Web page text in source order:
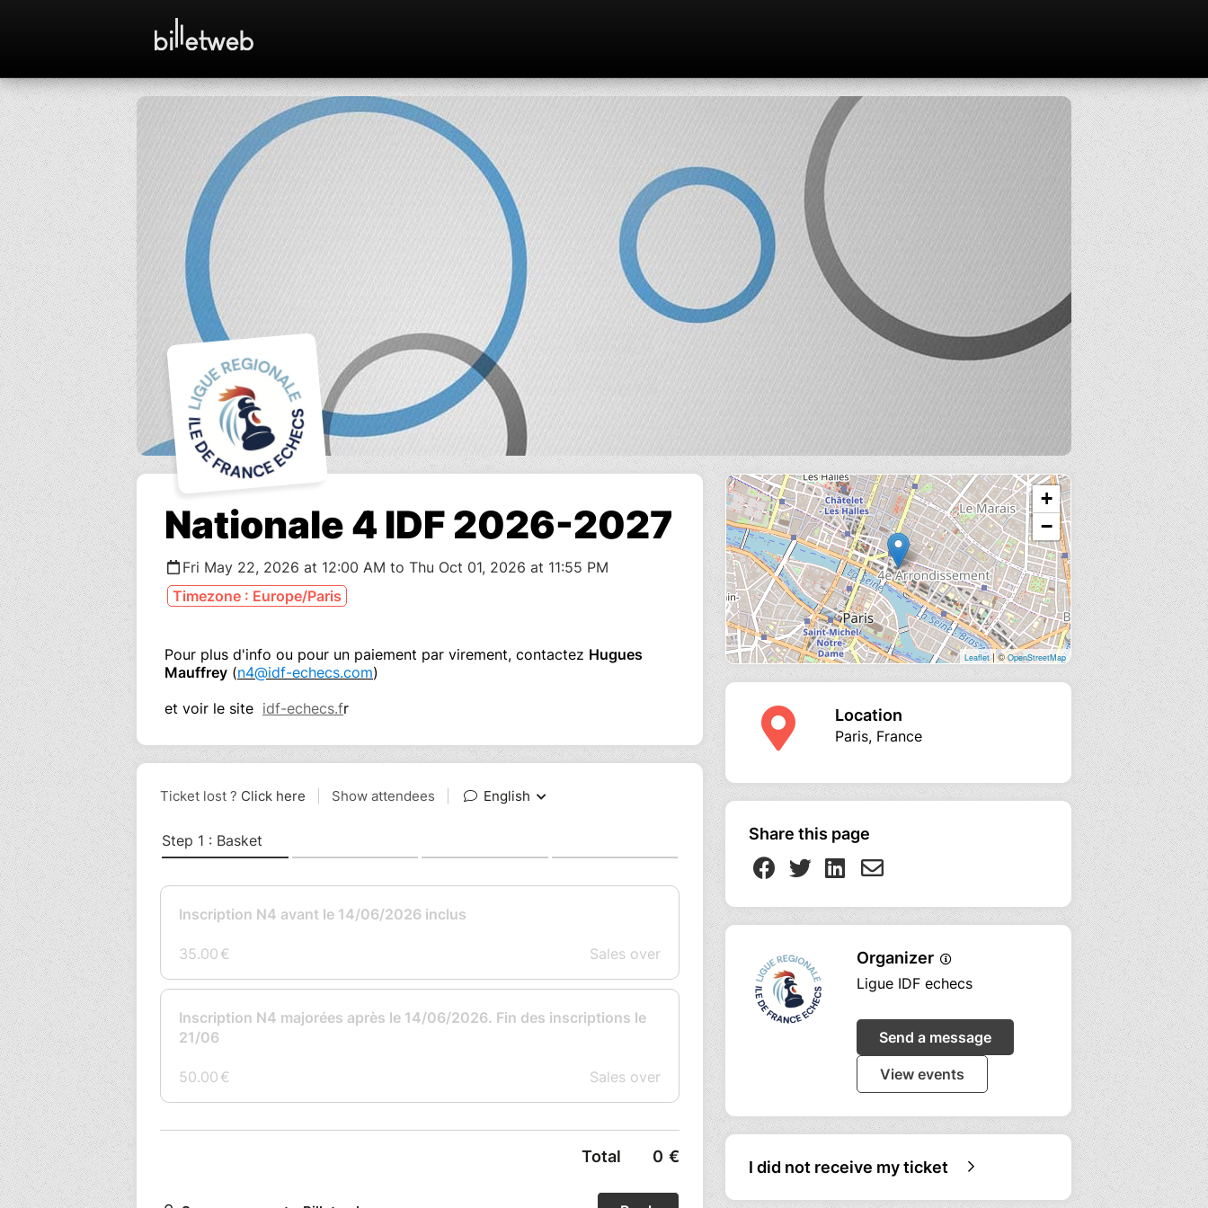
Nationale 4 IDF 2026-2027
Fri May 22, 2026 at 12:00 AM to Thu Oct 01, 2026 at 11:55 PM
Timezone : Europe/Paris
Pour plus d'info ou pour un paiement par virement, contactez Hugues
Mauffrey (n4@idf-echecs.com)
et voir le site idf-echecs.fr
+
−
Leaflet| ©OpenStreetMap
Location
Paris, France
Share this page
Organizer
Ligue IDF echecs
Send a message
View events
I did not receive my ticket